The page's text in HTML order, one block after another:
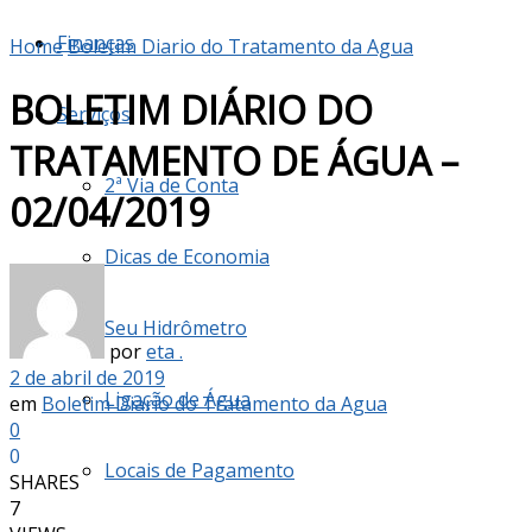
Finanças
Serviços
2ª Via de Conta
Dicas de Economia
Seu Hidrômetro
Ligação de Água
Locais de Pagamento
HomeBoletim Diario do Tratamento da Agua
BOLETIM DIÁRIO DO
TRATAMENTO DE ÁGUA –
02/04/2019
poreta .
2 de abril de 2019
em Boletim Diario do Tratamento da Agua
0
0
SHARES
7